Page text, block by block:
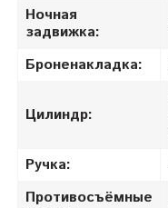
Ночная
задвижка:
Броненакладка:
Цилиндр:
Ручка:
Противосъёмные